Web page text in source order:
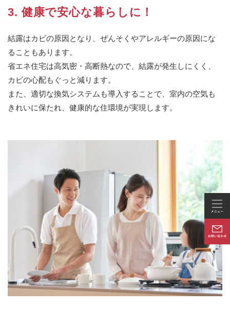
3. 健康で安心な暮らしに！
結露はカビの原因となり、ぜんそくやアレルギーの原因にな
ることもあります。
省エネ住宅は高気密・高断熱なので、結露が発生しにくく、
カビの心配もぐっと減ります。
また、適切な換気システムも導入することで、室内の空気も
きれいに保たれ、健康的な住環境が実現します。